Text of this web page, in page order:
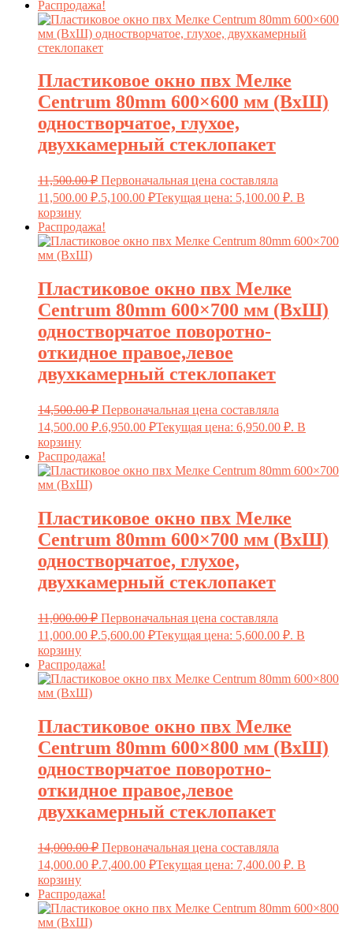
Распродажа!
Пластиковое окно пвх Мелке
Centrum 80mm 600×600 мм (ВxШ)
одностворчатое, глухое,
двухкамерный стеклопакет
11,500.00₽ Первоначальная цена составляла
11,500.00 ₽.5,100.00 ₽Текущая цена: 5,100.00 ₽. В
корзину
Распродажа!
Пластиковое окно пвх Мелке
Centrum 80mm 600×700 мм (ВxШ)
одностворчатое поворотно-
откидное правое,левое
двухкамерный стеклопакет
14,500.00₽ Первоначальная цена составляла
14,500.00 ₽.6,950.00 ₽Текущая цена: 6,950.00 ₽. В
корзину
Распродажа!
Пластиковое окно пвх Мелке
Centrum 80mm 600×700 мм (ВxШ)
одностворчатое, глухое,
двухкамерный стеклопакет
11,000.00₽ Первоначальная цена составляла
11,000.00 ₽.5,600.00 ₽Текущая цена: 5,600.00 ₽. В
корзину
Распродажа!
Пластиковое окно пвх Мелке
Centrum 80mm 600×800 мм (ВxШ)
одностворчатое поворотно-
откидное правое,левое
двухкамерный стеклопакет
14,000.00₽ Первоначальная цена составляла
14,000.00 ₽.7,400.00 ₽Текущая цена: 7,400.00 ₽. В
корзину
Распродажа!